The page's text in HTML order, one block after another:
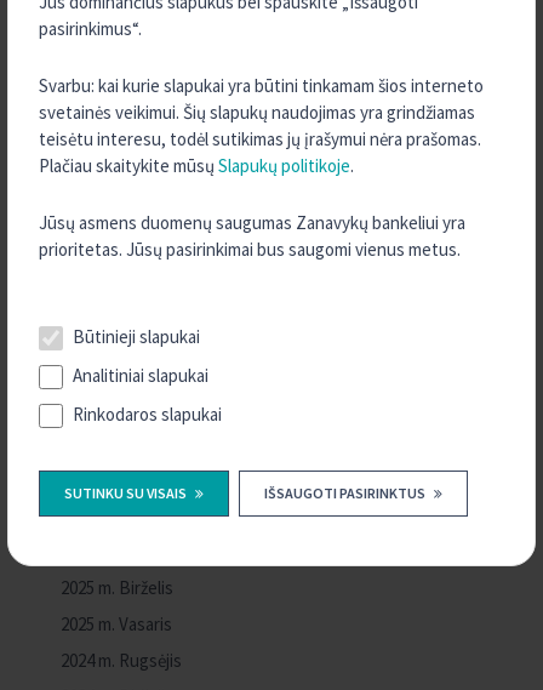
pasirinkimus“.
Svarbu: kai kurie slapukai yra būtini tinkamam šios interneto
svetainės veikimui. Šių slapukų naudojimas yra grindžiamas
teisėtu interesu, todėl sutikimas jų įrašymui nėra prašomas.
Plačiau skaitykite mūsų Slapukų politikoje.
Jūsų asmens duomenų saugumas Zanavykų bankeliui yra
prioritetas. Jūsų pasirinkimai bus saugomi vienus metus.
Būtinieji slapukai
Analitiniai slapukai
Rinkodaros slapukai
SUTINKU SU VISAIS IŠSAUGOTI PASIRINKTUS
TURITE KLAUSIMŲ?
KONTAKTAI
2026 m. Balandis
2026 m. Kovas
2025 m. Rugsėjis
2025 m. Rugpjūtis
2025 m. Birželis
2025 m. Vasaris
2024 m. Rugsėjis